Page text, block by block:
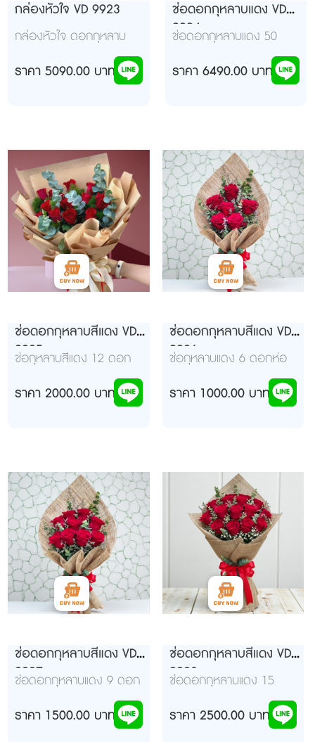
กล่องหัวใจ VD 9923
กล่องหัวใจ ดอกกุหลาบ
แดง 30 ดอก เฟอเรโร่ 24
ลูก หมี 4 ตัว
ราคา 5090.00 บาท
ช่อดอกกุหลาบแดง VD
9924
ช่อดอกกุหลาบแดง 50
ดอก ห่อเก๋ๆๆสีทอง แต่ง
เก๋ๆ สวยเก๋ดูดีมีระดับมากๆ
ราคา 6490.00 บาท
ช่อดอกกุหลาบสีแดง VD
9925
ช่อกุหลาบสีแดง 12 ดอก
ห่อกระดาษสีน้ำตาลอ่อน
สบายตา นุ่มนวล สำหรับ
ราคา 2000.00 บาท
ช่อดอกกุหลาบสีแดง VD
992ุ6
ช่อกุหลาบแดง 6 ดอกห่อ
ราคา 1000.00 บาท
ช่อดอกกุหลาบสีแดง VD
992ุ7
ช่อดอกกุหลาบแดง 9 ดอก
ห่อด้วยป่านธรรมชาติ
ราคา 1500.00 บาท
ช่อดอกกุหลาบสีแดง VD
992ุ8
ช่อดอกกุหลาบแดง 15
ดอก ห่อด้วยป่านธรรมชาติ
ราคา 2500.00 บาท